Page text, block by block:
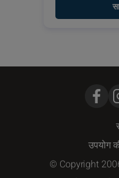
उपयोग
© Copyright